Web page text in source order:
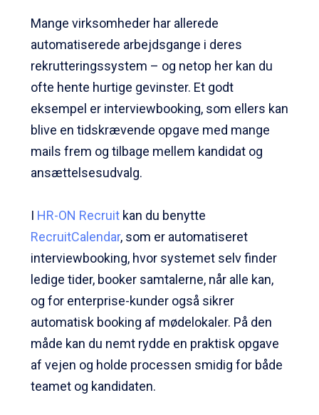
Mange virksomheder har allerede
automatiserede arbejdsgange i deres
rekrutteringssystem – og netop her kan du
ofte hente hurtige gevinster. Et godt
eksempel er interviewbooking, som ellers kan
blive en tidskrævende opgave med mange
mails frem og tilbage mellem kandidat og
ansættelsesudvalg.
I HR-ON Recruitkan du benytte
RecruitCalendar, som er automatiseret
interviewbooking, hvor systemet selv finder
ledige tider, booker samtalerne, når alle kan,
og for enterprise-kunder også sikrer
automatisk booking af mødelokaler. På den
måde kan du nemt rydde en praktisk opgave
af vejen og holde processen smidig for både
teamet og kandidaten.